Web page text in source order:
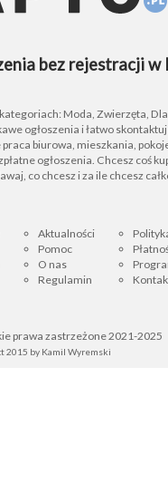
bez rejestracji w
Moda, Zwierzęta, Dla
ogłoszenia i łatwo
biurowa, mieszkania,
ogłoszenia. Chcesz coś
co chcesz i za ile chcesz
Aktualności
Pomoc
O nas
Regulamin
prawa zastrzeżone 2021-2025
2015 by Kamil Wyremski